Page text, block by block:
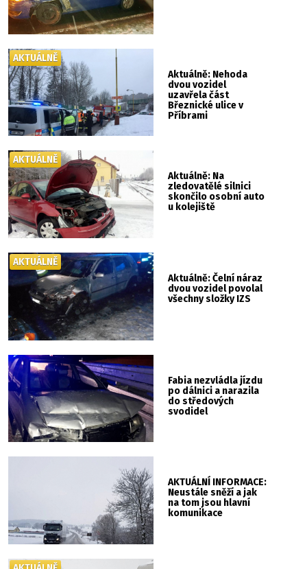
Aktuálně: Nehoda
dvou vozidel
uzavřela část
Březnické ulice v
Příbrami
AKTUÁLNĚ
Aktuálně: Na
zledovatělé silnici
skončilo osobní auto
u kolejiště
AKTUÁLNĚ
Aktuálně: Čelní náraz
dvou vozidel povolal
všechny složky IZS
AKTUÁLNĚ
Fabia nezvládla jízdu
po dálnici a narazila
do středových
svodidel
AKTUÁLNÍ INFORMACE:
Neustále sněží a jak
na tom jsou hlavní
komunikace